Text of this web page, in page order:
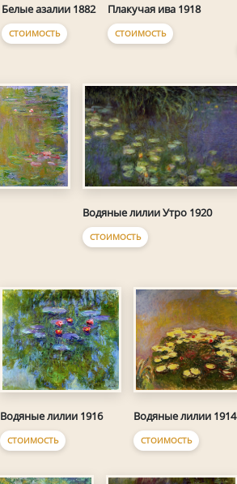
Белые азалии 1882
СТОИМОСТЬ
Плакучая ива 1918
СТОИМОСТЬ
Водяные лилии Утро 1920
СТОИМОСТЬ
Водяные лилии 1916
СТОИМОСТЬ
Водяные лилии 1914
СТОИМОСТЬ